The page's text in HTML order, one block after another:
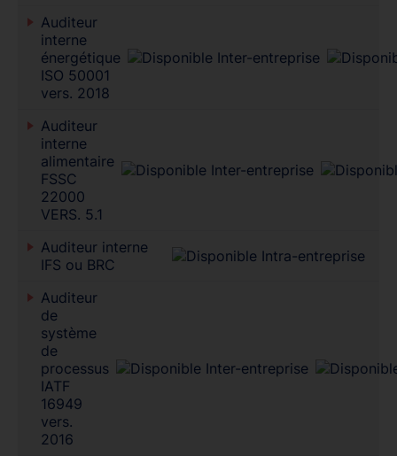
Auditeur
interne
énergétique
ISO 50001
vers. 2018
Auditeur
interne
alimentaire
FSSC
22000
VERS. 5.1
Auditeur interne
IFS ou BRC
Auditeur
de
système
de
processus
IATF
16949
vers.
2016